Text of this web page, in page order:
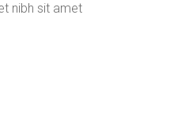
nibh sit amet